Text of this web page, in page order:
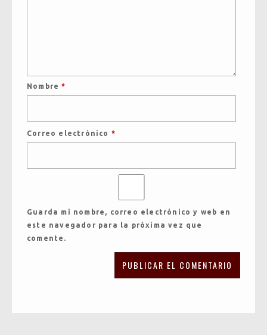
Nombre*
Correo electrónico *
Guarda mi nombre, correo electrónico y web en
este navegador para la próxima vez que
comente.